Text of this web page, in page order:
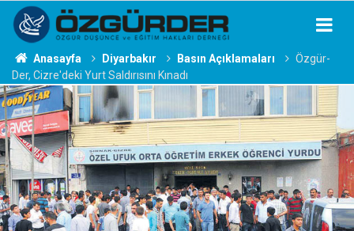
Anasayfa Diyarbakır Basın Açıklamaları
Özgür-
Der, Cizre'deki Yurt Saldırısını Kınadı